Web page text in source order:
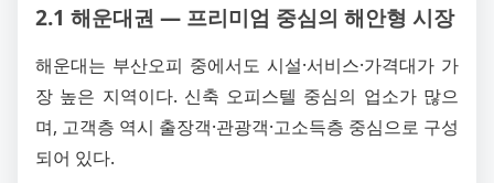
2.1 해운대권 ― 프리미엄 중심의 해안형 시장
해운대는 부산오피 중에서도 시설·서비스·가격대가 가
장 높은 지역이다. 신축 오피스텔 중심의 업소가 많으
며, 고객층 역시 출장객·관광객·고소득층 중심으로 구성
되어 있다.